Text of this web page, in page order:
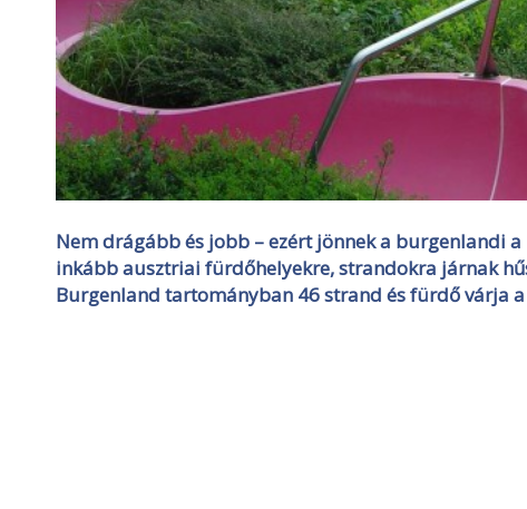
Nem drágább és jobb – ezért jönnek a burgenlandi
inkább ausztriai fürdőhelyekre, strandokra járnak
Burgenland tartományban 46 strand és fürdő várja a